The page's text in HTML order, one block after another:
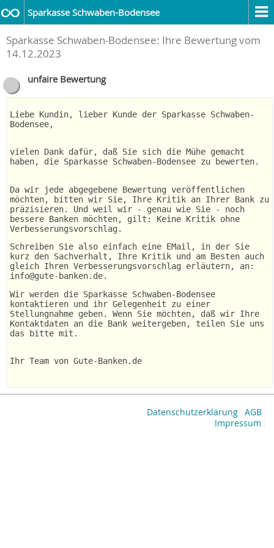
Sparkasse Schwaben-Bodensee
Sparkasse Schwaben-Bodensee: Ihre Bewertung vom
14.12.2023
unfaire Bewertung
Liebe Kundin, lieber Kunde der Sparkasse Schwaben-
Bodensee,
vielen Dank dafür, daß Sie sich die Mühe gemacht
haben, die Sparkasse Schwaben-Bodensee zu bewerten.
Da wir jede abgegebene Bewertung veröffentlichen
möchten, bitten wir Sie, Ihre Kritik an Ihrer Bank zu
präzisieren. Und weil wir - genau wie Sie - noch
bessere Banken möchten, gilt: Keine Kritik ohne
Verbesserungsvorschlag.
Schreiben Sie also einfach eine EMail, in der Sie
kurz den Sachverhalt, Ihre Kritik und am Besten auch
gleich Ihren Verbesserungsvorschlag erläutern, an:
info@gute-banken.de.
Wir werden die Sparkasse Schwaben-Bodensee
kontaktieren und ihr Gelegenheit zu einer
Stellungnahme geben. Wenn Sie möchten, daß wir Ihre
Kontaktdaten an die Bank weitergeben, teilen Sie uns
das bitte mit.
Ihr Team von Gute-Banken.de
AGB
Datenschutzerklärung
Impressum